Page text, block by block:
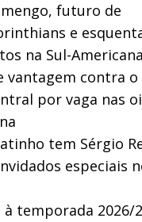
futuro de
e
na Sul-Americana
vantagem contra o
por vaga nas
tem Sérgio
especiais
à temporada 2026/